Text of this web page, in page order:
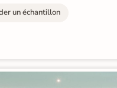
un échantillon